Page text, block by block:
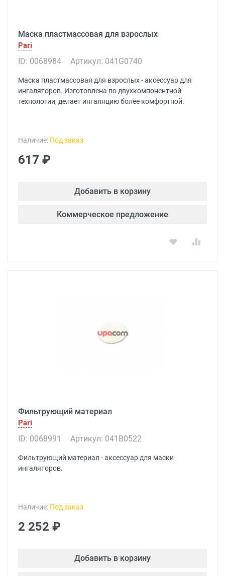
Маска пластмассовая для взрослых
Pari
ID: 0068984 Артикул: 041G0740
Маска пластмассовая для взрослых - аксессуар для
ингаляторов. Изготовлена по двухкомпонентной
технологии, делает ингаляцию более комфортной.
Наличие: Под заказ
617 ₽
Добавить в корзину
Коммерческое предложение
Фильтрующий материал
Pari
ID: 0068991 Артикул: 041В0522
Фильтрующий материал - аксессуар для маски
ингаляторов.
Наличие: Под заказ
2 252 ₽
Добавить в корзину